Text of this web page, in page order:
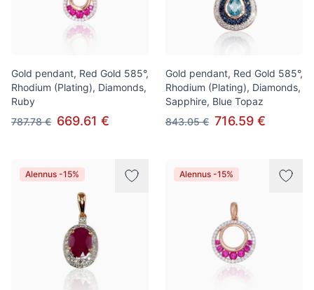
Gold pendant, Red Gold 585°,
Rhodium (Plating), Diamonds,
Ruby
787.78 € 669.61 €
Gold pendant, Red Gold 585°,
Rhodium (Plating), Diamonds,
Sapphire, Blue Topaz
843.05 € 716.59 €
Alennus -15% Alennus -15%